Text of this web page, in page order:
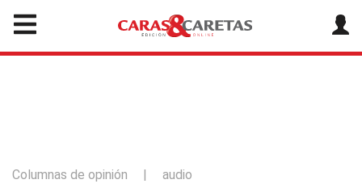
Columnas de opinión | audio